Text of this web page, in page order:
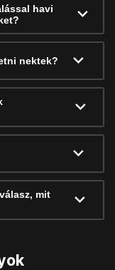
havi
nektek?
mit